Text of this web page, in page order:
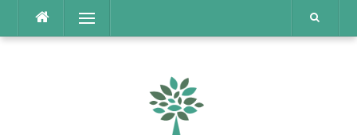
contenu
Menu